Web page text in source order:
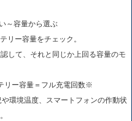
～容量から選ぶ
リー容量をチェック。
して、それと同じか上回る容量のモ
リー容量＝フル充電回数※
環境温度、スマートフォンの作動状